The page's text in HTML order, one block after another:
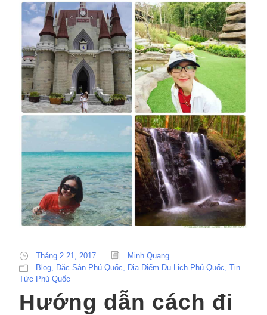
Tháng 2 21, 2017
Minh Quang
Blog Đặc Sản Phú Quốc Địa Điểm Du Lịch Phú Quốc Tin
Tức Phú Quốc
Hướng dẫn cách đi